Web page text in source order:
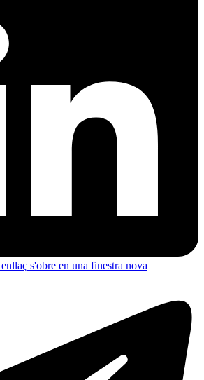
s'obre en una finestra nova